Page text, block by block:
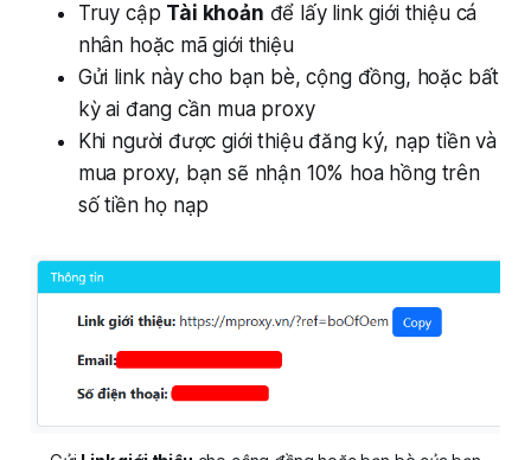
Truy cập Tài khoản để lấy link giới thiệu cá
nhân hoặc mã giới thiệu
Gửi link này cho bạn bè, cộng đồng, hoặc bất
kỳ ai đang cần mua proxy
Khi người được giới thiệu đăng ký, nạp tiền và
mua proxy, bạn sẽ nhận 10% hoa hồng trên
số tiền họ nạp